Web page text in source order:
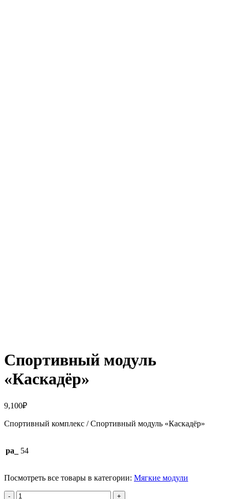
Спортивный модуль
«Каскадёр»
9,100₽
Спортивный комплекс / Спортивный модуль «Каскадёр»
pa_ 54
Посмотреть все товары в категории: Мягкие модули
Количество